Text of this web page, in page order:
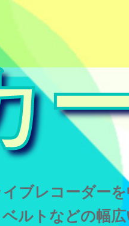
ブレコーダー
ルトなどの幅